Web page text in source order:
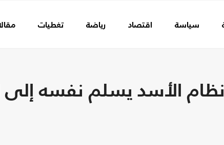
سياسة اقتصاد رياضة تغطيات
نظام الأسد يسلم نفسه